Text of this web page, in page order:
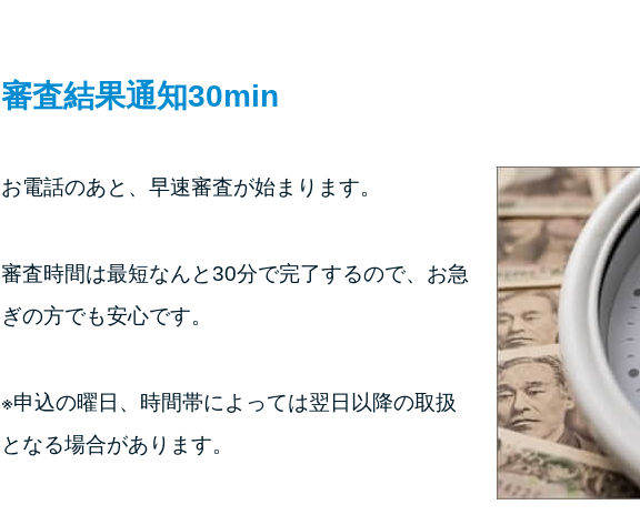
審査結果通知30min
お電話のあと、早速審査が始まります。
審査時間は最短なんと30分で完了するので、お急
ぎの方でも安心です。
※申込の曜日、時間帯によっては翌日以降の取扱
となる場合があります。